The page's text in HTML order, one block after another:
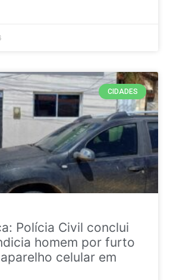
CIDADES
Polícia Civil conclui
homem por furto
celular em